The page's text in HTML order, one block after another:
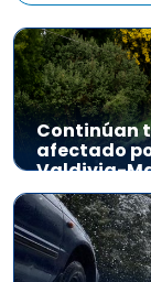
Continúan
afectado
Valdivia-